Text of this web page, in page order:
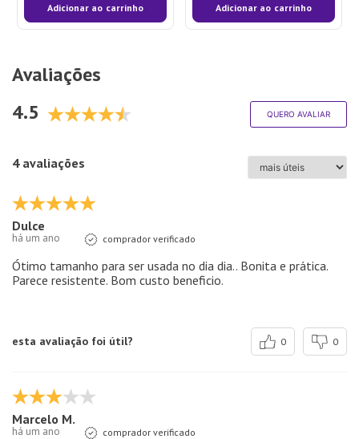
Adicionar ao carrinho Adicionar ao carrinho
Avaliações
4.5
QUERO AVALIAR
4 avaliações
Dulce
há um ano comprador verificado
Ótimo tamanho para ser usada no dia dia.. Bonita e prática.
Parece resistente. Bom custo beneficio.
esta avaliação foi útil? 0 0
Marcelo M.
há um ano comprador verificado